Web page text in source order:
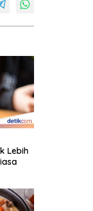
Lebih